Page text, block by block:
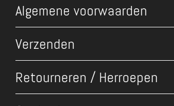
Algemene voorwaarden
Verzenden
Retourneren / Herroepen